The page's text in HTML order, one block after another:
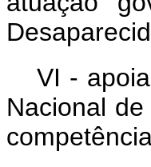
VI -
Nacional